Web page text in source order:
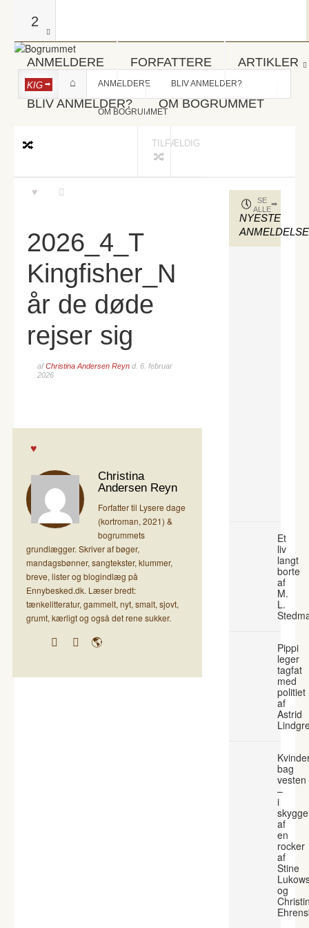
2
ANMELDERE FORFATTERE ARTIKLER
BLIV ANMELDER? OM BOGRUMMET
KIG ANMELDERE BLIV ANMELDER?
OM BOGRUMMET
TILFÆLDIG
2026_4_T
Kingfisher_N
år de døde
rejser sig
afChristina Andersen Reyn d. 6. februar
2026
Christina
Andersen Reyn
Forfatter til Lysere dage
(kortroman, 2021) &
bogrummets
grundlægger. Skriver af bøger,
mandagsbønner, sangtekster, klummer,
breve, lister og blogindlæg på
Ennybesked.dk. Læser bredt:
tænkelitteratur, gammelt, nyt, smalt, sjovt,
grumt, kærligt og også det rene sukker.
NYESTE
SE
ALLE
Et
liv
langt
borte
af
M.
L.
Pippi
leger
tagfat
med
politiet
af
Astrid
bag
vesten
–
i
af
en
rocker
af
Stine
og